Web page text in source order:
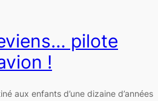
pilote
!
aux enfants d’une dizaine d’années